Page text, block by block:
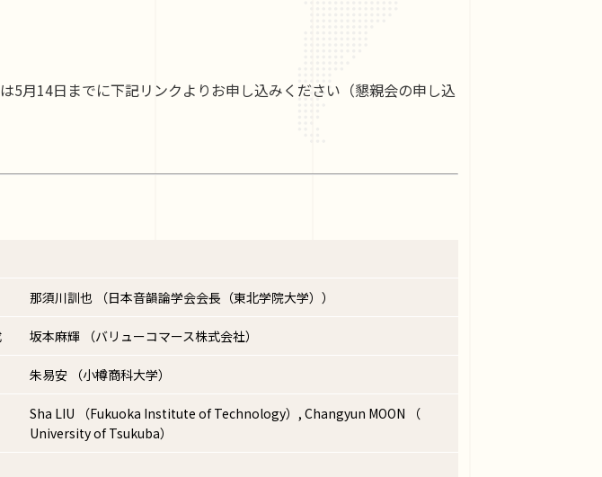
5月14日までに下記リンクよりお申し込みください（懇親会の申し込
那須川訓也 （日本音韻論学会会長（東北学院大学））
坂本麻輝 （バリューコマース株式会社）
朱易安 （小樽商科大学）
Sha LIU （Fukuoka Institute of Technology）, Changyun MOON （
University of Tsukuba）